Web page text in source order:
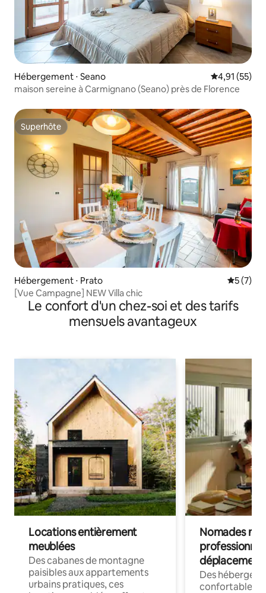
Hébergement ⋅ Seano Évaluation
4,91 (55)
maison sereine à Carmignano (Seano) près de Florence
Superhôte
Superhôte
Hébergement ⋅ Prato
5 (7)
[Vue Campagne] NEW Villa chic
Le confort d'un chez-soi et des tarifs
mensuels avantageux
Locations entièrement
meublées
Des cabanes de montagne
paisibles aux appartements
urbains pratiques, ces
Nomades
déplacement
Des
confortables